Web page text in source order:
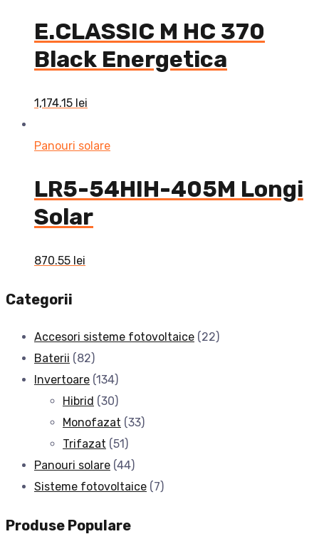
E.CLASSIC M HC 370
Black Energetica
1,174.15 lei
Panouri solare
LR5-54HIH-405M Longi
Solar
870.55 lei
Categorii
Accesori sisteme fotovoltaice (22)
Baterii (82)
Invertoare (134)
Hibrid (30)
Monofazat (33)
Trifazat (51)
Panouri solare (44)
Sisteme fotovoltaice (7)
Produse Populare